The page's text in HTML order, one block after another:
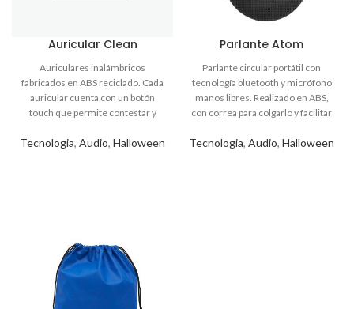
Auricular Clean
Tecnologia, Audio, Halloween
Parlante Atom
Tecnologia, Audio, Halloween